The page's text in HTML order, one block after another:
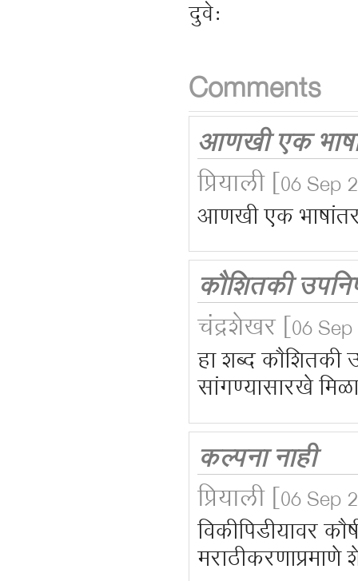
दुवे:
Comments
आणखी एक
प्रियाली [06 Sep
आणखी एक
कौशितकी
चंद्रशेखर [06 Sep
हा शब्द
सांगण्यासारखे
कल्पना नाही
प्रियाली [06 Sep
विकीपिडीयावर
मराठीकरणाप्रमाणे